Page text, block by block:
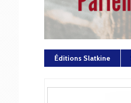
Éditions Slatkine